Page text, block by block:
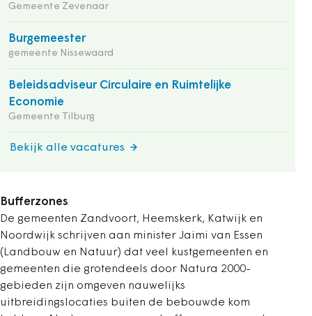
Gemeente Zevenaar
Burgemeester
gemeente Nissewaard
Beleidsadviseur Circulaire en Ruimtelijke
Economie
Gemeente Tilburg
Bekijk alle vacatures
Bufferzones
De gemeenten Zandvoort, Heemskerk, Katwijk en
Noordwijk schrijven aan minister Jaimi van Essen
(Landbouw en Natuur) dat veel kustgemeenten en
gemeenten die grotendeels door Natura 2000-
gebieden zijn omgeven nauwelijks
uitbreidingslocaties buiten de bebouwde kom